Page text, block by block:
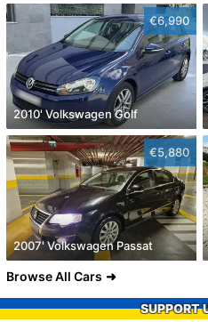
€6,990
2010' Volkswagen Golf
€5,880
2007' Volkswagen Passat
Browse All Cars
SUPPORT